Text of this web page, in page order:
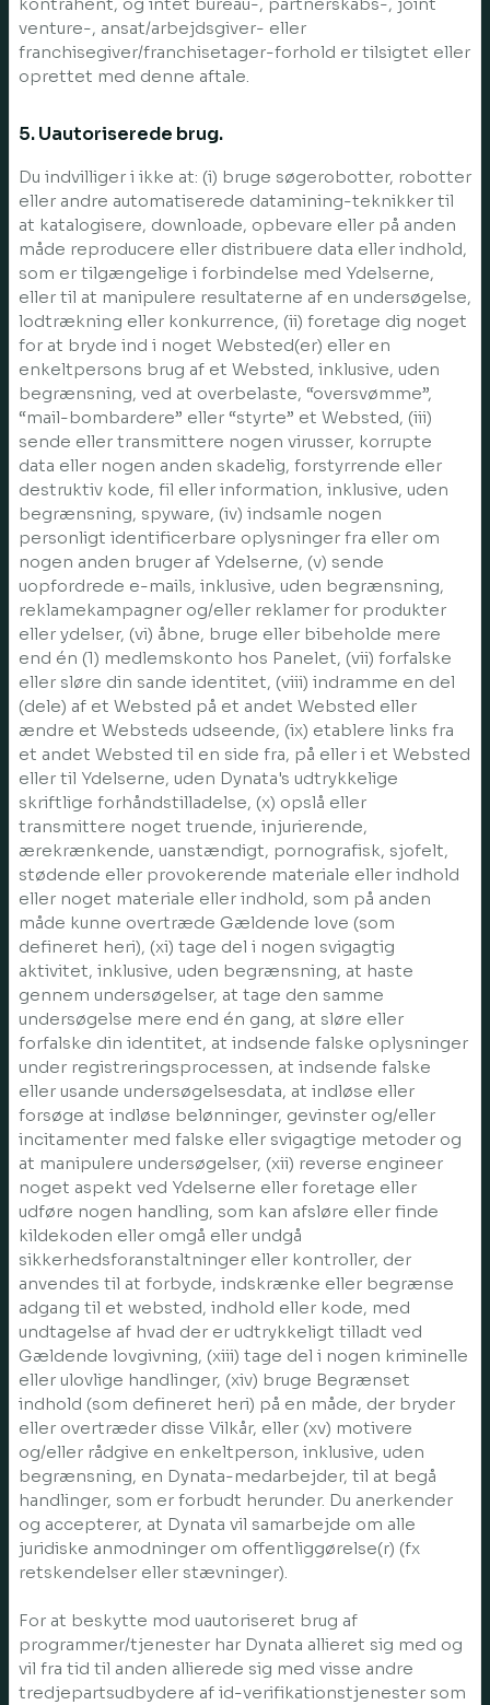
venture-, ansat/arbejdsgiver- eller
franchisegiver/franchisetager-forhold er tilsigtet eller
oprettet med denne aftale.
5. Uautoriserede brug.
Du indvilliger i ikke at: (i) bruge søgerobotter, robotter
eller andre automatiserede datamining-teknikker til
at katalogisere, downloade, opbevare eller på anden
måde reproducere eller distribuere data eller indhold,
som er tilgængelige i forbindelse med Ydelserne,
eller til at manipulere resultaterne af en undersøgelse,
lodtrækning eller konkurrence, (ii) foretage dig noget
for at bryde ind i noget Websted(er) eller en
enkeltpersons brug af et Websted, inklusive, uden
begrænsning, ved at overbelaste, “oversvømme”,
“mail-bombardere” eller “styrte” et Websted, (iii)
sende eller transmittere nogen virusser, korrupte
data eller nogen anden skadelig, forstyrrende eller
destruktiv kode, fil eller information, inklusive, uden
begrænsning, spyware, (iv) indsamle nogen
personligt identificerbare oplysninger fra eller om
nogen anden bruger af Ydelserne, (v) sende
uopfordrede e-mails, inklusive, uden begrænsning,
reklamekampagner og/eller reklamer for produkter
eller ydelser, (vi) åbne, bruge eller bibeholde mere
end én (1) medlemskonto hos Panelet, (vii) forfalske
eller sløre din sande identitet, (viii) indramme en del
(dele) af et Websted på et andet Websted eller
ændre et Websteds udseende, (ix) etablere links fra
et andet Websted til en side fra, på eller i et Websted
eller til Ydelserne, uden Dynata's udtrykkelige
skriftlige forhåndstilladelse, (x) opslå eller
transmittere noget truende, injurierende,
ærekrænkende, uanstændigt, pornografisk, sjofelt,
stødende eller provokerende materiale eller indhold
eller noget materiale eller indhold, som på anden
måde kunne overtræde Gældende love (som
defineret heri), (xi) tage del i nogen svigagtig
aktivitet, inklusive, uden begrænsning, at haste
gennem undersøgelser, at tage den samme
undersøgelse mere end én gang, at sløre eller
forfalske din identitet, at indsende falske oplysninger
under registreringsprocessen, at indsende falske
eller usande undersøgelsesdata, at indløse eller
forsøge at indløse belønninger, gevinster og/eller
incitamenter med falske eller svigagtige metoder og
at manipulere undersøgelser, (xii) reverse engineer
noget aspekt ved Ydelserne eller foretage eller
udføre nogen handling, som kan afsløre eller finde
kildekoden eller omgå eller undgå
sikkerhedsforanstaltninger eller kontroller, der
anvendes til at forbyde, indskrænke eller begrænse
adgang til et websted, indhold eller kode, med
undtagelse af hvad der er udtrykkeligt tilladt ved
Gældende lovgivning, (xiii) tage del i nogen kriminelle
eller ulovlige handlinger, (xiv) bruge Begrænset
indhold (som defineret heri) på en måde, der bryder
eller overtræder disse Vilkår, eller (xv) motivere
og/eller rådgive en enkeltperson, inklusive, uden
begrænsning, en Dynata-medarbejder, til at begå
handlinger, som er forbudt herunder. Du anerkender
og accepterer, at Dynata vil samarbejde om alle
juridiske anmodninger om offentliggørelse(r) (fx
retskendelser eller stævninger).
For at beskytte mod uautoriseret brug af
programmer/tjenester har Dynata allieret sig med og
vil fra tid til anden allierede sig med visse andre
tredjepartsudbydere af id-verifikationstjenester som